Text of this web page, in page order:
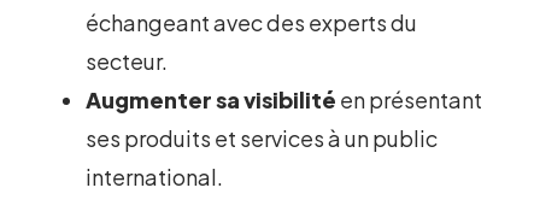
échangeant avec des experts du
secteur.
Augmenter sa visibilité en présentant
ses produits et services à un public
international.